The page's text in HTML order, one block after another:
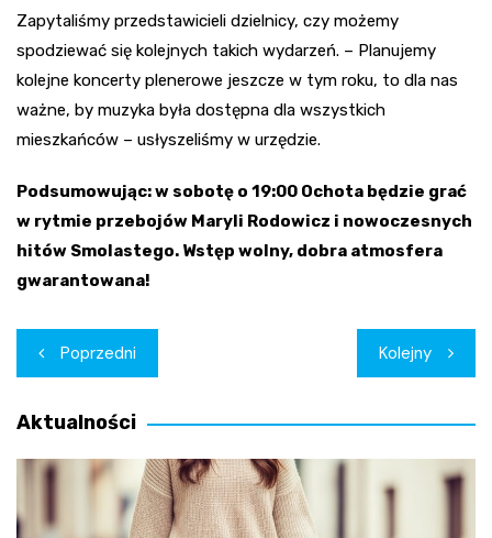
Zapytaliśmy przedstawicieli dzielnicy, czy możemy
spodziewać się kolejnych takich wydarzeń. – Planujemy
kolejne koncerty plenerowe jeszcze w tym roku, to dla nas
ważne, by muzyka była dostępna dla wszystkich
mieszkańców – usłyszeliśmy w urzędzie.
Podsumowując: w sobotę o 19:00 Ochota będzie grać
w rytmie przebojów Maryli Rodowicz i nowoczesnych
hitów Smolastego. Wstęp wolny, dobra atmosfera
gwarantowana!
Nawigacja
wpisu
Poprzedni Kolejny
Aktualności